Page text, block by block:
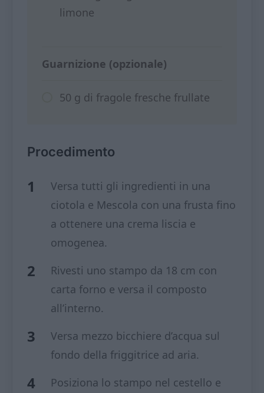
limone
Guarnizione (opzionale)
50 g di fragole fresche frullate
Procedimento
Versa tutti gli ingredienti in una
ciotola e Mescola con una frusta fino
a ottenere una crema liscia e
omogenea.
Rivesti uno stampo da 18 cm con
carta forno e versa il composto
all’interno.
Versa mezzo bicchiere d’acqua sul
fondo della friggitrice ad aria.
Posiziona lo stampo nel cestello e